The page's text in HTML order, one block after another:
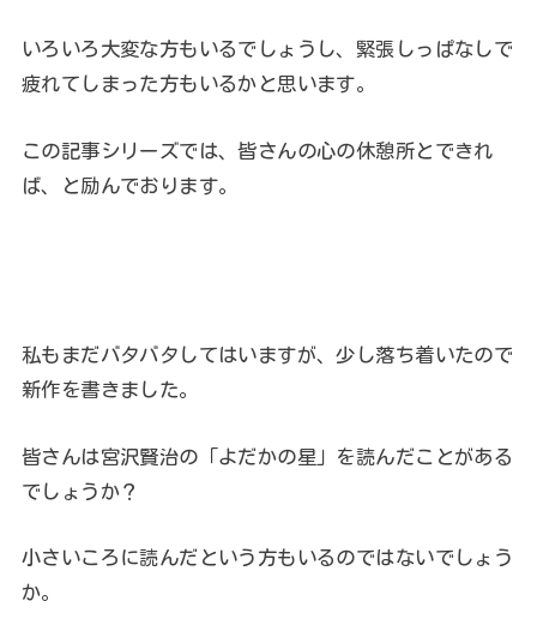
いろいろ大変な方もいるでしょうし、緊張しっぱなしで
疲れてしまった方もいるかと思います。
この記事シリーズでは、皆さんの心の休憩所とできれ
ば、と励んでおります。
私もまだバタバタしてはいますが、少し落ち着いたので
新作を書きました。
皆さんは宮沢賢治の「よだかの星」を読んだことがある
でしょうか？
小さいころに読んだという方もいるのではないでしょう
か。